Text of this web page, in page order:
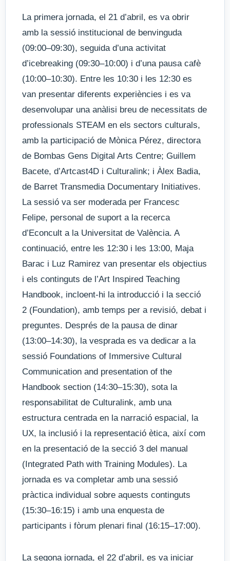
La primera jornada, el 21 d’abril, es va obrir
amb la sessió institucional de benvinguda
(09:00–09:30), seguida d’una activitat
d’icebreaking (09:30–10:00) i d’una pausa cafè
(10:00–10:30). Entre les 10:30 i les 12:30 es
van presentar diferents experiències i es va
desenvolupar una anàlisi breu de necessitats de
professionals STEAM en els sectors culturals,
amb la participació de Mònica Pérez, directora
de Bombas Gens Digital Arts Centre; Guillem
Bacete, d’Artcast4D i Culturalink; i Àlex Badia,
de Barret Transmedia Documentary Initiatives.
La sessió va ser moderada per Francesc
Felipe, personal de suport a la recerca
d’Econcult a la Universitat de València. A
continuació, entre les 12:30 i les 13:00, Maja
Barac i Luz Ramirez van presentar els objectius
i els continguts de l’Art Inspired Teaching
Handbook, incloent-hi la introducció i la secció
2 (Foundation), amb temps per a revisió, debat i
preguntes. Després de la pausa de dinar
(13:00–14:30), la vesprada es va dedicar a la
sessió Foundations of Immersive Cultural
Communication and presentation of the
Handbook section (14:30–15:30), sota la
responsabilitat de Culturalink, amb una
estructura centrada en la narració espacial, la
UX, la inclusió i la representació ètica, així com
en la presentació de la secció 3 del manual
(Integrated Path with Training Modules). La
jornada es va completar amb una sessió
pràctica individual sobre aquests continguts
(15:30–16:15) i amb una enquesta de
participants i fòrum plenari final (16:15–17:00).
La segona jornada, el 22 d’abril, es va iniciar